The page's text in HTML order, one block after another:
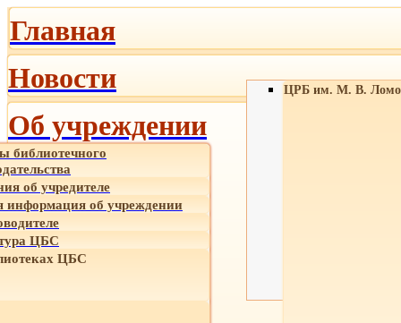
Главная
Новости
Об учреждении
библиотечного
об учредителе
об учреждении
ЦБС
ЦБС
ЦРБ им. М. В.